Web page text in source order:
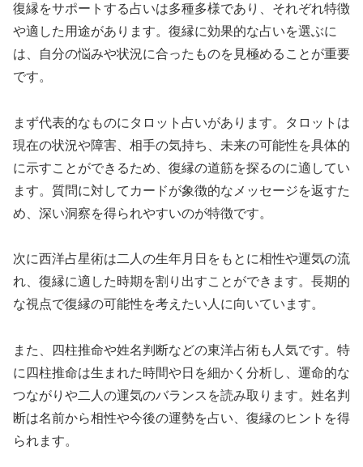
復縁をサポートする占いは多種多様であり、それぞれ特徴
や適した用途があります。復縁に効果的な占いを選ぶに
は、自分の悩みや状況に合ったものを見極めることが重要
です。
まず代表的なものにタロット占いがあります。タロットは
現在の状況や障害、相手の気持ち、未来の可能性を具体的
に示すことができるため、復縁の道筋を探るのに適してい
ます。質問に対してカードが象徴的なメッセージを返すた
め、深い洞察を得られやすいのが特徴です。
次に西洋占星術は二人の生年月日をもとに相性や運気の流
れ、復縁に適した時期を割り出すことができます。長期的
な視点で復縁の可能性を考えたい人に向いています。
また、四柱推命や姓名判断などの東洋占術も人気です。特
に四柱推命は生まれた時間や日を細かく分析し、運命的な
つながりや二人の運気のバランスを読み取ります。姓名判
断は名前から相性や今後の運勢を占い、復縁のヒントを得
られます。